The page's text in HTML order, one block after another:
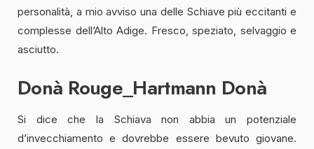
personalità, a mio avviso una delle Schiave più eccitanti e
complesse dell’Alto Adige. Fresco, speziato, selvaggio e
asciutto.
Donà Rouge_Hartmann Donà
Si dice che la Schiava non abbia un potenziale
d’invecchiamento e dovrebbe essere bevuto giovane.